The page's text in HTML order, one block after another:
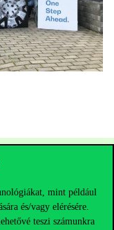
mint például
és/vagy elérésére.
teszi számunkra